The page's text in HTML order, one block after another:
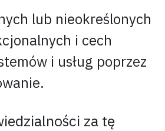
lub nieokreślonych
i cech
i usług poprzez
za tę